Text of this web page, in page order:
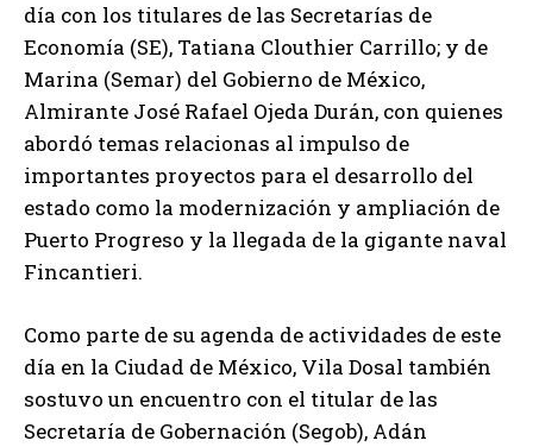
día con los titulares de las Secretarías de
Economía (SE), Tatiana Clouthier Carrillo; y de
Marina (Semar) del Gobierno de México,
Almirante José Rafael Ojeda Durán, con quienes
abordó temas relacionas al impulso de
importantes proyectos para el desarrollo del
estado como la modernización y ampliación de
Puerto Progreso y la llegada de la gigante naval
Fincantieri.
Como parte de su agenda de actividades de este
día en la Ciudad de México, Vila Dosal también
sostuvo un encuentro con el titular de las
Secretaría de Gobernación (Segob), Adán